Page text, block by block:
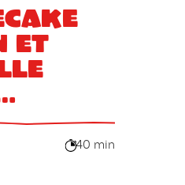
et
40 min